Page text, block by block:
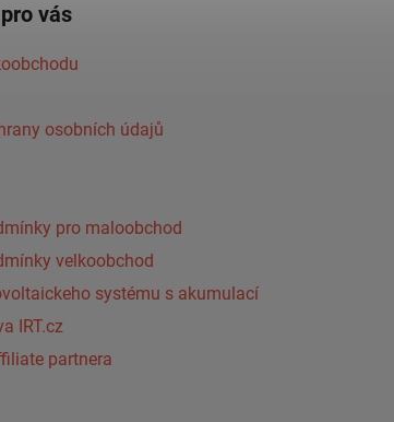
vás
osobních údajů
pro maloobchod
velkoobchod
systému s akumulací
IRT.cz
partnera